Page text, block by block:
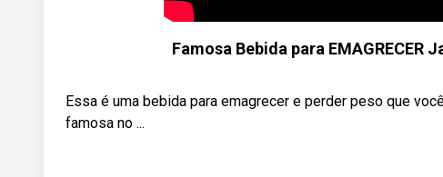
Famosa Bebida para EMAGRECER
Essa é uma bebida para emagrecer e perder peso que
famosa no ...